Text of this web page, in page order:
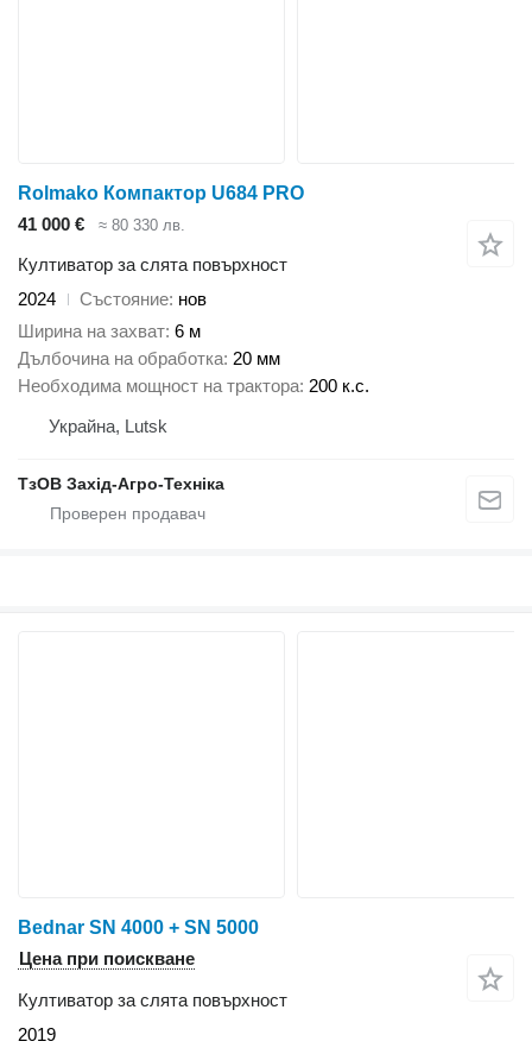
Rolmako Компактор U684 PRO
41 000 €
≈ 80 330 лв.
Култиватор за слята повърхност
2024
Състояние нов
Ширина на захват 6 м
Дълбочина на обработка 20 мм
Необходима мощност на трактора 200 к.с.
Украйна, Lutsk
ТзОВ Захід-Агро-Техніка
Bednar SN 4000 + SN 5000
Цена при поискване
Култиватор за слята повърхност
2019